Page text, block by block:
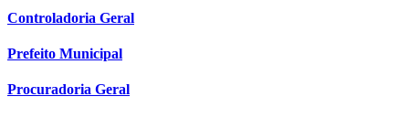
Controladoria Geral
Prefeito Municipal
Procuradoria Geral